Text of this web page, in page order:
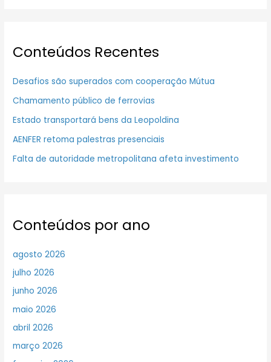
Conteúdos Recentes
Desafios são superados com cooperação Mútua
Chamamento público de ferrovias
Estado transportará bens da Leopoldina
AENFER retoma palestras presenciais
Falta de autoridade metropolitana afeta investimento
Conteúdos por ano
agosto 2026
julho 2026
junho 2026
maio 2026
abril 2026
março 2026